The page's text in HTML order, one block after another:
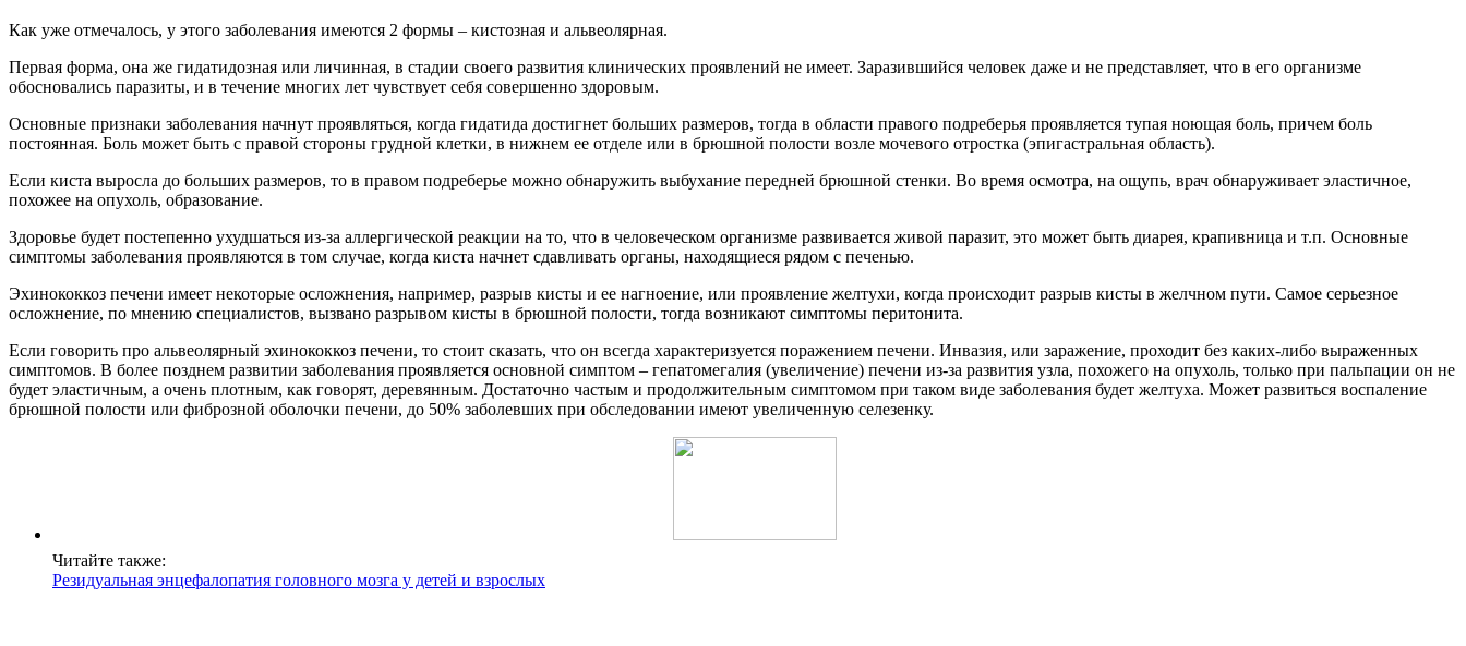
Как уже отмечалось, у этого заболевания имеются 2 формы – кистозная и альвеолярная.
Первая форма, она же гидатидозная или личинная, в стадии своего развития клинических проявлений не имеет. Заразившийся человек даже и не представляет, что в его организме
обосновались паразиты, и в течение многих лет чувствует себя совершенно здоровым.
Основные признаки заболевания начнут проявляться, когда гидатида достигнет больших размеров, тогда в области правого подреберья проявляется тупая ноющая боль, причем боль
постоянная. Боль может быть с правой стороны грудной клетки, в нижнем ее отделе или в брюшной полости возле мочевого отростка (эпигастральная область).
Если киста выросла до больших размеров, то в правом подреберье можно обнаружить выбухание передней брюшной стенки. Во время осмотра, на ощупь, врач обнаруживает эластичное,
похожее на опухоль, образование.
Здоровье будет постепенно ухудшаться из-за аллергической реакции на то, что в человеческом организме развивается живой паразит, это может быть диарея, крапивница и т.п. Основные
симптомы заболевания проявляются в том случае, когда киста начнет сдавливать органы, находящиеся рядом с печенью.
Эхинококкоз печени имеет некоторые осложнения, например, разрыв кисты и ее нагноение, или проявление желтухи, когда происходит разрыв кисты в желчном пути. Самое серьезное
осложнение, по мнению специалистов, вызвано разрывом кисты в брюшной полости, тогда возникают симптомы перитонита.
Если говорить про альвеолярный эхинококкоз печени, то стоит сказать, что он всегда характеризуется поражением печени. Инвазия, или заражение, проходит без каких-либо выраженных
симптомов. В более позднем развитии заболевания проявляется основной симптом – гепатомегалия (увеличение) печени из-за развития узла, похожего на опухоль, только при пальпации он не
будет эластичным, а очень плотным, как говорят, деревянным. Достаточно частым и продолжительным симптомом при таком виде заболевания будет желтуха. Может развиться воспаление
брюшной полости или фиброзной оболочки печени, до 50% заболевших при обследовании имеют увеличенную селезенку.
Читайте также:
Резидуальная энцефалопатия головного мозга у детей и взрослых